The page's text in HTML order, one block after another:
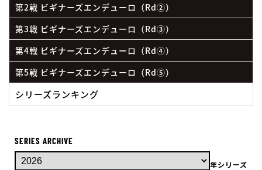
第2戦 ビギナーズエンデューロ（Rd②）
第3戦 ビギナーズエンデューロ（Rd③）
第4戦 ビギナーズエンデューロ（Rd④）
第5戦 ビギナーズエンデューロ（Rd⑤）
シリーズランキング
SERIES ARCHIVE
年シリーズ